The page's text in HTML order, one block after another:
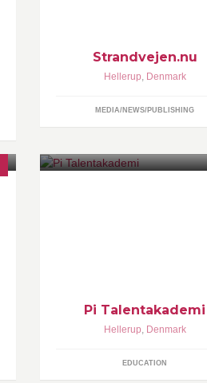
Strandvejen.nu
Hellerup, Denmark
MEDIA/NEWS/PUBLISHING
Pi Talentakademi
Hellerup, Denmark
EDUCATION